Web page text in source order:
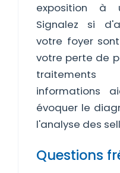
exposition à
Signalez si
votre foyer
votre perte de
informations
évoquer le
l'analyse des
Questions